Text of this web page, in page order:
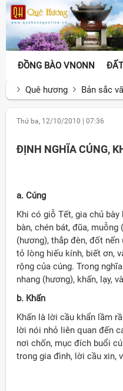
ĐỒNG BÀO VNONN
Quê hương
Bản sắc
Thứ ba, 12/10/2010 07:36
ĐỊNH NGHĨA CÚNG,
a. Cúng
Khi có giỗ Tết, gia chủ
bàn, chén bát, đũa,
(hương), thắp đèn, đốt nến
tỏ lòng hiếu kính, biết ơn,
rộng của cúng. Trong
nhang (hương), khấn, lạy,
b. Khấn
Khấn là lời cầu khẩn lầm
lời nói nhỏ liên quan đến
nơi chốn, mục đích buổi
trong gia đình, lời cầu xin,